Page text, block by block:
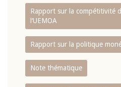
Rapport sur la compétitivité
l‘UEMOA
Rapport sur la politique
Note thématique